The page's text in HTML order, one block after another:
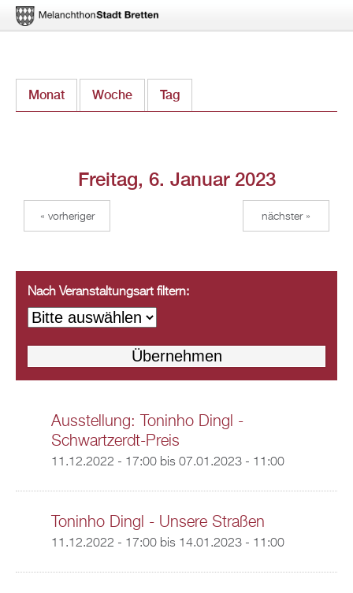
zum
Monat Woche Tag
Freitag, 6. Januar 2023
« vorheriger nächster »
Nach Veranstaltungsart filtern:
Ausstellung: Toninho Dingl -
Schwartzerdt-Preis
11.12.2022 - 17:00bis 07.01.2023 - 11:00
Toninho Dingl - Unsere Straßen
11.12.2022 - 17:00bis 14.01.2023 - 11:00